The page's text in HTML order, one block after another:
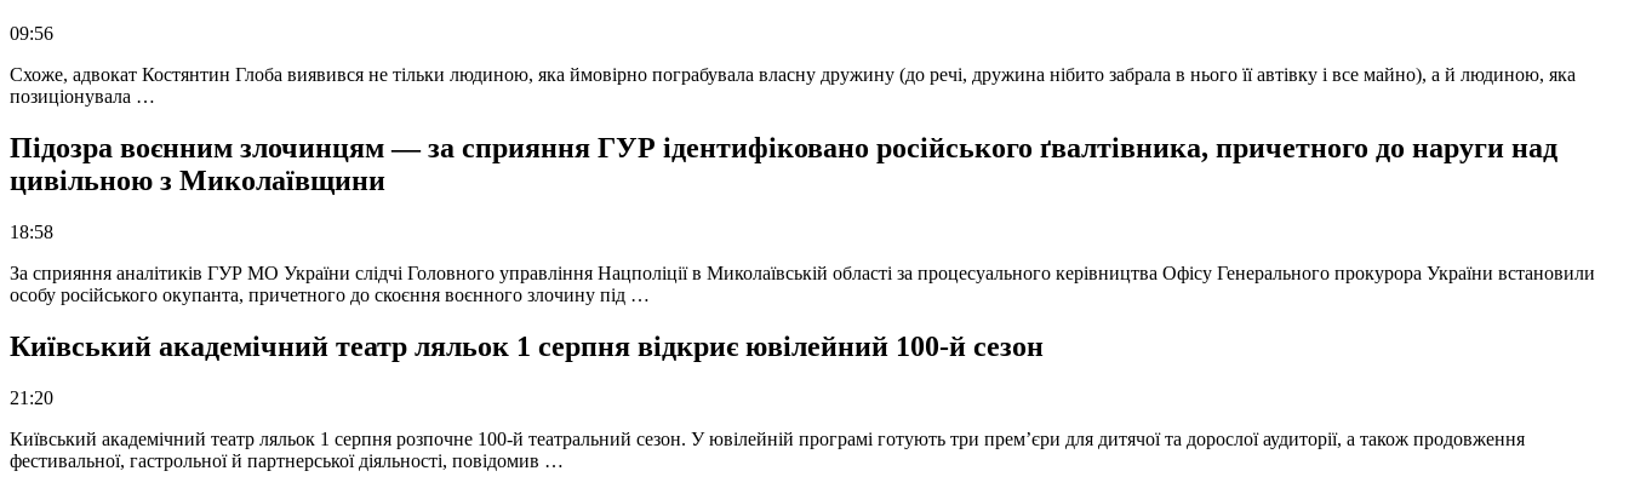
09:56
Схоже, адвокат Костянтин Глоба виявився не тільки людиною, яка ймовірно пограбувала власну дружину (до речі, дружина нібито забрала в нього її автівку і все майно), а й людиною, яка
позиціонувала …
Підозра воєнним злочинцям — за сприяння ГУР ідентифіковано російського ґвалтівника, причетного до наруги над
цивільною з Миколаївщини
18:58
За сприяння аналітиків ГУР МО України слідчі Головного управління Нацполіції в Миколаївській області за процесуального керівництва Офісу Генерального прокурора України встановили
особу російського окупанта, причетного до скоєння воєнного злочину під …
Київський академічний театр ляльок 1 серпня відкриє ювілейний 100-й сезон
21:20
Київський академічний театр ляльок 1 серпня розпочне 100-й театральний сезон. У ювілейній програмі готують три прем’єри для дитячої та дорослої аудиторії, а також продовження
фестивальної, гастрольної й партнерської діяльності, повідомив …